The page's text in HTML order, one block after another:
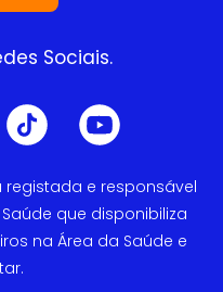
Sociais.
e responsável
que disponibiliza
na Área da Saúde e